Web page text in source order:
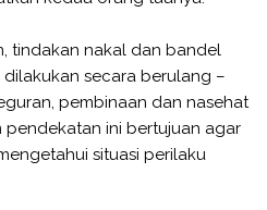
tindakan nakal dan bandel
secara berulang –
pembinaan dan nasehat
pendekatan ini bertujuan agar
situasi perilaku